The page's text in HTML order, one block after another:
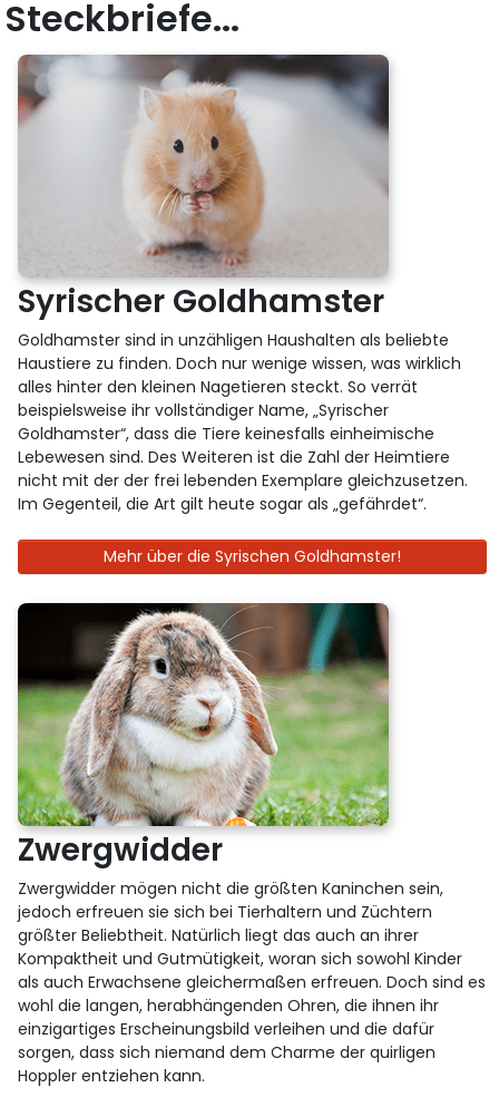
Steckbriefe...
Syrischer Goldhamster
Goldhamster sind in unzähligen Haushalten als beliebte
Haustiere zu finden. Doch nur wenige wissen, was wirklich
alles hinter den kleinen Nagetieren steckt. So verrät
beispielsweise ihr vollständiger Name, „Syrischer
Goldhamster“, dass die Tiere keinesfalls einheimische
Lebewesen sind. Des Weiteren ist die Zahl der Heimtiere
nicht mit der der frei lebenden Exemplare gleichzusetzen.
Im Gegenteil, die Art gilt heute sogar als „gefährdet“.
Mehr über die Syrischen Goldhamster!
Zwergwidder
Zwergwidder mögen nicht die größten Kaninchen sein,
jedoch erfreuen sie sich bei Tierhaltern und Züchtern
größter Beliebtheit. Natürlich liegt das auch an ihrer
Kompaktheit und Gutmütigkeit, woran sich sowohl Kinder
als auch Erwachsene gleichermaßen erfreuen. Doch sind es
wohl die langen, herabhängenden Ohren, die ihnen ihr
einzigartiges Erscheinungsbild verleihen und die dafür
sorgen, dass sich niemand dem Charme der quirligen
Hoppler entziehen kann.